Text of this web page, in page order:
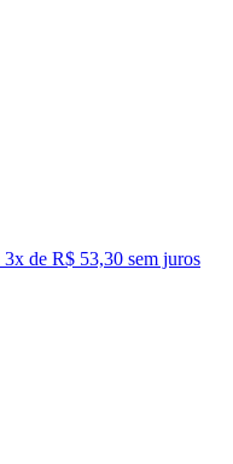
3x de R$ 53,30 sem juros